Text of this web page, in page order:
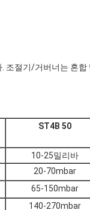
절기/거버너는 혼합
ST4B 50
10-25밀리바
20-70mbar
65-150mbar
140-270mbar